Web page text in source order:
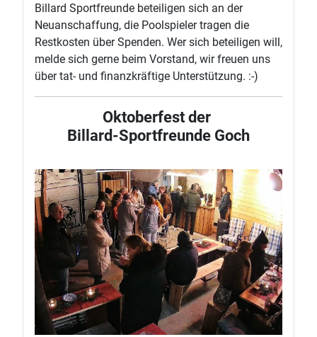
Billard Sportfreunde beteiligen sich an der
Neuanschaffung, die Poolspieler tragen die
Restkosten über Spenden. Wer sich beteiligen will,
melde sich gerne beim Vorstand, wir freuen uns
über tat- und finanzkräftige Unterstützung. :-)
Oktoberfest der
Billard-Sportfreunde Goch